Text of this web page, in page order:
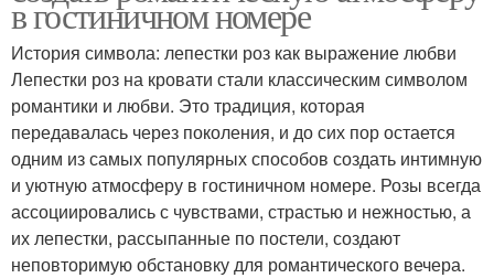
в гостиничном номере
История символа: лепестки роз как выражение любви
Лепестки роз на кровати стали классическим символом
романтики и любви. Это традиция, которая
передавалась через поколения, и до сих пор остается
одним из самых популярных способов создать интимную
и уютную атмосферу в гостиничном номере. Розы всегда
ассоциировались с чувствами, страстью и нежностью, а
их лепестки, рассыпанные по постели, создают
неповторимую обстановку для романтического вечера.